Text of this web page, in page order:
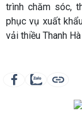
trình chăm sóc,
phục vụ xuất
vải thiều Thanh